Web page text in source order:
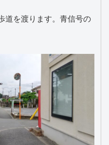
道を渡ります。青信号の